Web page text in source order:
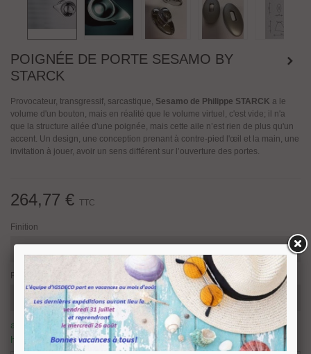
POIGNÉE DE PORTE SESAMO BY
STARCK
Provocateur, transgressif, sarcastique, Sesamo de Philippe STARCK a le
volume d'un bouton, mais en réalité que le volume virtuel, c'est vide; il n'a
que la structure ailée d'une poignée, mais cette aile n’est rien de plus qu'un
accent. Un design, une conception prenant à contre-pied l'œil et la main, une
invitation à jouer, avoir un sens différent sur l’ouverture des portes.
264,77 € TTC
Finition
Fonction
article en stock, nous prévoyons une expédition sous 24/48
heures.
6 Produits